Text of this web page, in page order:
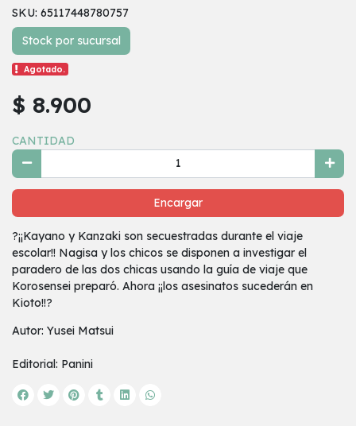
SKU: 65117448780757
Stock por sucursal
Agotado.
$ 8.900
CANTIDAD
Encargar
?¡¡Kayano y Kanzaki son secuestradas durante el viaje
escolar!! Nagisa y los chicos se disponen a investigar el
paradero de las dos chicas usando la guía de viaje que
Korosensei preparó. Ahora ¡¡los asesinatos sucederán en
Kioto!!?
Autor: Yusei Matsui
Editorial: Panini